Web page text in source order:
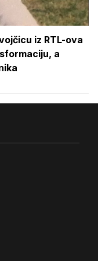
iz RTL-ova
a